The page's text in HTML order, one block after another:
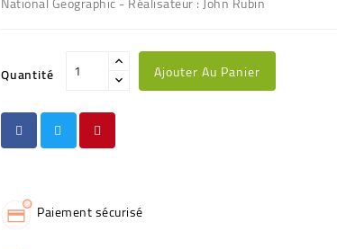
Quantité Ajouter Au Panier
Paiement sécurisé